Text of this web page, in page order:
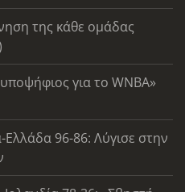
της κάθε ομάδας
για το WNBA»
96-86: Λύγισε στην